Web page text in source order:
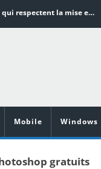
Word en PDF : les outils qui respectent la mise en page
Vidéoprojecteurs Asus : Top 6 des meilleurs modèles de la marque
Mobile Windows
gratuits